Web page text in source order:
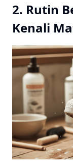
2. Rutin
Kenali